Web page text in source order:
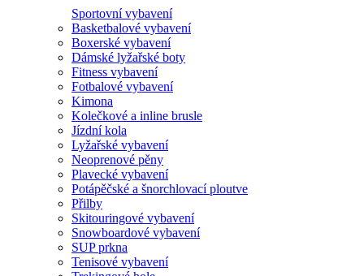
Sportovní vybavení
Basketbalové vybavení
Boxerské vybavení
Dámské lyžařské boty
Fitness vybavení
Fotbalové vybavení
Kimona
Kolečkové a inline brusle
Jízdní kola
Lyžařské vybavení
Neoprenové pěny
Plavecké vybavení
Potápěčské a šnorchlovací ploutve
Přilby
Skitouringové vybavení
Snowboardové vybavení
SUP prkna
Tenisové vybavení